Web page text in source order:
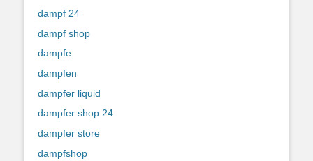
dampf 24
dampf shop
dampfe
dampfen
dampfer liquid
dampfer shop 24
dampfer store
dampfshop